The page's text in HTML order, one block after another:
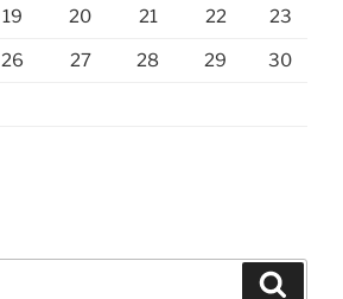
19 20 21 22 23
26 27 28 29 30